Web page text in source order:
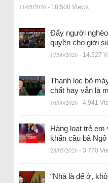
11/05/2026 - 18.500 Views
Đẩy người
quyền cho giới
17/06/2026 - 14.527
Thanh lọc bộ
chất hay vẫn là
16/06/2026 - 4.941
Hàng loạt trẻ
khẩn cầu bà
28/05/2026 - 3.770
“Nhà là để ở,